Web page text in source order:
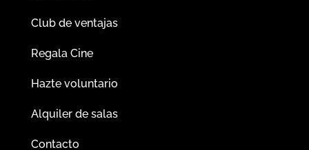
Club de ventajas
Regala Cine
Hazte voluntario
Alquiler de salas
Contacto